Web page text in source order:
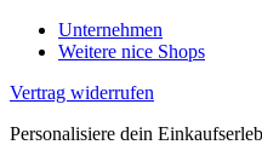
Unternehmen
Weitere nice Shops
Vertrag widerrufen
Personalisiere dein